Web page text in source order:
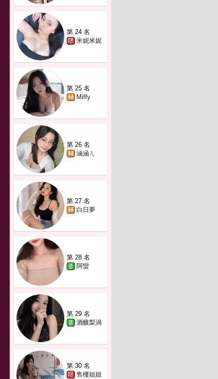
第 24 名
米妮米妮
第 25 名
Miffy
第 26 名
涵涵ㄦ
第 27 名
白日夢
第 28 名
阿蠻
第 29 名
酒釀梨渦
第 30 名
售樓姐姐